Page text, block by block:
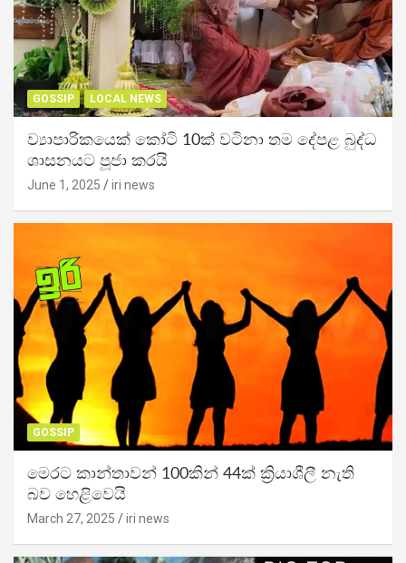
GOSSIP LOCAL NEWS
ව්‍යාපාරිකයෙක් කෝටි 10ක් වටිනා තම දේපළ බුද්ධ
ශාසනයට පූජා කරයි
June 1, 2025 iri news
GOSSIP
මෙරට කාන්තාවන් 100කින් 44ක් ක්‍රියාශීලී නැති
බව හෙළිවෙයි
March 27, 2025 iri news